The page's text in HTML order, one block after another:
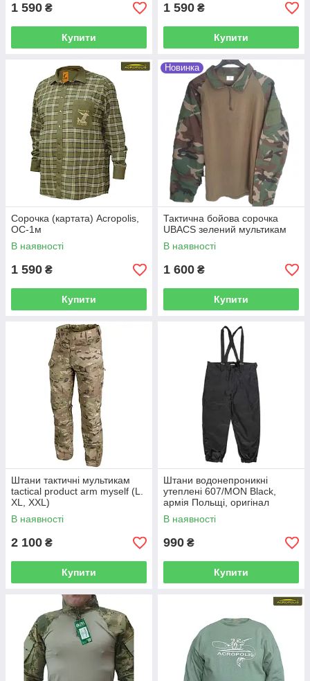
1 590 ₴
Купити
1 590 ₴
Купити
Сорочка (картата) Acropolis,
ОС-1м
В наявності
1 590 ₴
Купити
Новинка
Тактична бойова сорочка
UBACS зелений мультикам
В наявності
1 600 ₴
Купити
Штани тактичні мультикам
tactical product arm myself (L.
XL, XXL)
В наявності
2 100 ₴
Купити
Штани водонепроникні
утеплені 607/MON Black,
армія Польщі, оригінал
В наявності
990 ₴
Купити